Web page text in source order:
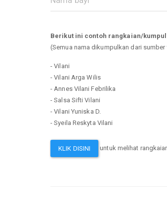
Berikut ini contoh rangkaian/
(Semua nama dikumpulkan dari
- Vilani
- Vilani Arga Wilis
- Annes Vilani Febrilika
- Salsa Sifti Vilani
- Vilani Yuniska D.
- Syeila Reskyta Vilani
KLIK DISINI untuk melihat